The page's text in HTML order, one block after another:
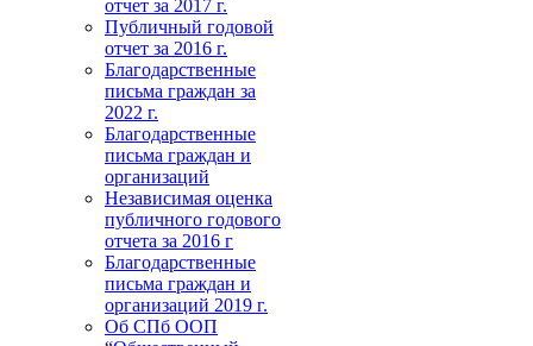
отчет за 2017 г.
Публичный годовой
отчет за 2016 г.
Благодарственные
письма граждан за
2022 г.
Благодарственные
письма граждан и
организаций
Независимая оценка
публичного годового
отчета за 2016 г
Благодарственные
письма граждан и
организаций 2019 г.
Об СПб ООП